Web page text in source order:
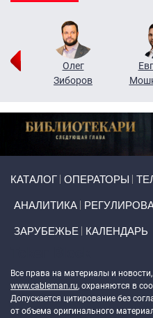
Олег
Зиборов
КАТАЛОГ ОПЕРАТОРЫ
АНАЛИТИКА
ЗАРУБЕЖЬЕ КАЛЕНДАРЬ
Все права на материалы и
www.cableman.ru, охраняются в
Допускается цитирование без
от объема оригинального